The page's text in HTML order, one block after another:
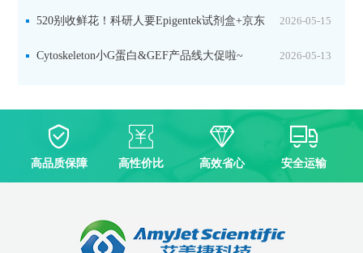
双赋能，下单即赠京东卡 2026-05-15
520别收鲜花！科研人要Epigentek试剂盒+京东
卡！ 2026-05-13
Cytoskeleton小G蛋白&GEF产品线大促啦~
高品质保障 高性价比 高效省心 安全运输